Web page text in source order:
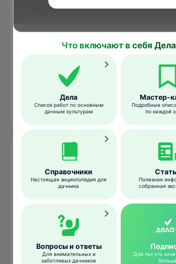
кронах деревьев, трещинах коры на
стволах и ветвях. Куколки светло-
стадия длится 1–3 недели.
Бабочки второго поколения
августе и откладывают яйца,
зимуют.
Гусеница
Что включают в себя Дела
Дела
Список работ по основным
дачным культурам
Мастер-
Подробные
по каждой
Справочники
Настоящая энциклопедия для
дачника
Полезная
собранная
Вопросы и ответы
Для внимательных и
заботливых дачников
Для тех кто